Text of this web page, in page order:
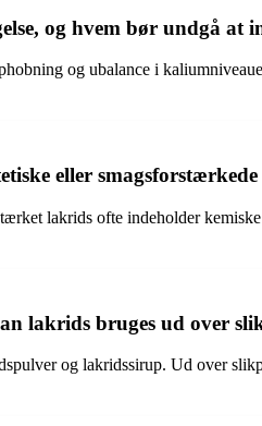
og hvem bør undgå at
og ubalance i
eller smagsforstærkede
lakrids ofte indeholder
lakrids bruges ud over
og lakridssirup. Ud over